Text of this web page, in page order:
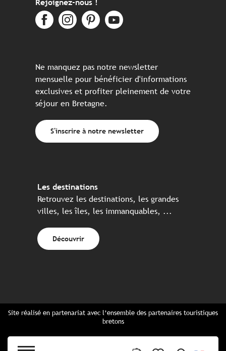
Rejoignez-nous !
Ne manquez pas notre newsletter
mensuelle pour bénéficier d'informations
exclusives et profiter pleinement de votre
séjour en Bretagne.
S'inscrire à notre newsletter
Les destinations
Retrouvez les destinations, les grandes
villes, les îles, les immanquables, ...
Découvrir
Site réalisé en partenariat avec l’ensemble des partenaires touristiques
bretons